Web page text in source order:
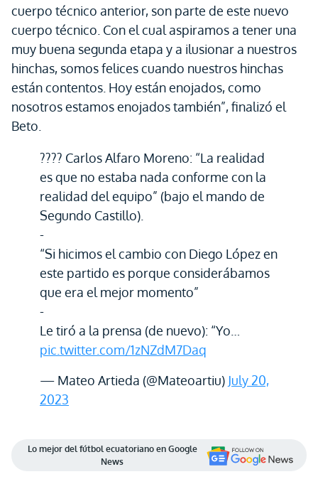
cuerpo técnico anterior, son parte de este nuevo
cuerpo técnico. Con el cual aspiramos a tener una
muy buena segunda etapa y a ilusionar a nuestros
hinchas, somos felices cuando nuestros hinchas
están contentos. Hoy están enojados, como
nosotros estamos enojados también”, finalizó el
Beto.
???? Carlos Alfaro Moreno: “La realidad
es que no estaba nada conforme con la
realidad del equipo” (bajo el mando de
Segundo Castillo).
-
“Si hicimos el cambio con Diego López en
este partido es porque considerábamos
que era el mejor momento”
-
Le tiró a la prensa (de nuevo): “Yo…
pic.twitter.com/1zNZdM7Daq
— Mateo Artieda (@Mateoartiu) July 20,
2023
Lo mejor del fútbol ecuatoriano en Google
News